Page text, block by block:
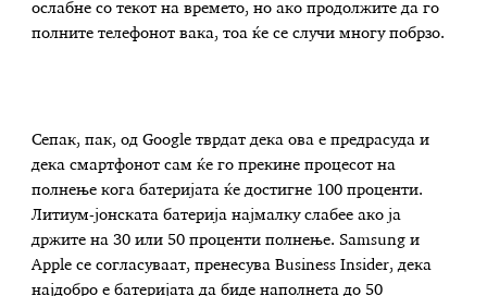
ослабне со текот на времето, но ако продолжите да го
полните телефонот вака, тоа ќе се случи многу побрзо.
Сепак, пак, од Google тврдат дека ова е предрасуда и
дека смартфонот сам ќе го прекине процесот на
полнење кога батеријата ќе достигне 100 проценти.
Литиум-јонската батерија најмалку слабее ако ја
држите на 30 или 50 проценти полнење. Samsung и
Apple се согласуваат, пренесува Business Insider, дека
најдобро е батеријата да биде наполнета до 50